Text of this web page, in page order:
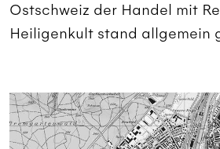
Ostschweiz der Handel mit
Heiligenkult stand allgemein